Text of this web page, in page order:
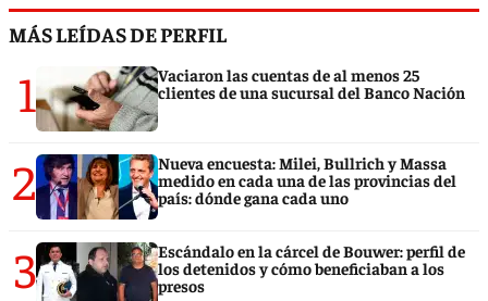
MÁS LEÍDAS DE PERFIL
1
Vaciaron las cuentas de al menos 25
clientes de una sucursal del Banco Nación
2
Nueva encuesta: Milei, Bullrich y Massa
medido en cada una de las provincias del
país: dónde gana cada uno
3
Escándalo en la cárcel de Bouwer: perfil de
los detenidos y cómo beneficiaban a los
presos